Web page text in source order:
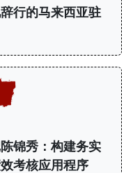
行的马来西亚驻
锦秀：构建务实
考核应用程序